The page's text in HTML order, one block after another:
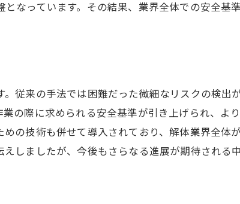
よる作業の安全性向上
ネルギーと解体技術の融合
を目指す解体技術の進化
なっています。その結果、業界全体での安全基
従来の手法では困難だった微細なリスクの検出
の際に求められる安全基準が引き上げられ、よ
の技術も併せて導入されており、解体業界全体
しましたが、今後もさらなる進展が期待される